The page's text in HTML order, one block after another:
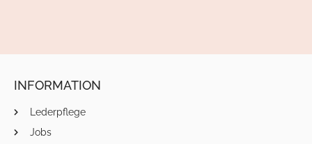
INFORMATION
Lederpflege
Jobs